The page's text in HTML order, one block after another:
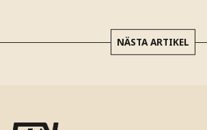
NÄSTA ARTIKEL